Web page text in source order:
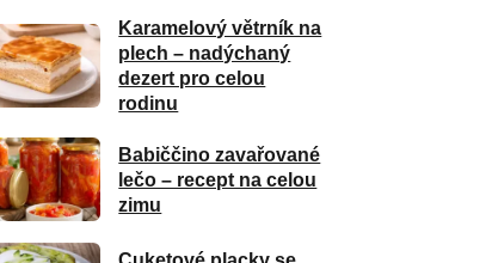
Karamelový větrník na
plech – nadýchaný
dezert pro celou
rodinu
Babiččino zavařované
lečo – recept na celou
zimu